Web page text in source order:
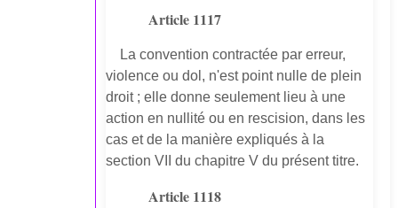
Article 1117
La convention contractée par erreur,
violence ou dol, n'est point nulle de plein
droit ; elle donne seulement lieu à une
action en nullité ou en rescision, dans les
cas et de la manière expliqués à la
section VII du chapitre V du présent titre.
Article 1118